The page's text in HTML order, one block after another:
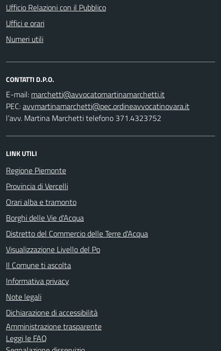
Ufficio Relazioni con il Pubblico
Uffici e orari
Numeri utili
CONTATTI D.P.O.
E-mail:
PEC:
l’avv. Martina Marchetti telefono 371.4323752
LINK UTILI
Regione Piemonte
Provincia di Vercelli
Orari alba e tramonto
Borghi delle Vie d'Acqua
Distretto del Commercio delle Terre d'Acqua
Visualizzazione Livello del Po
Il Comune ti ascolta
Informativa privacy
Note legali
Dichiarazione di accessibilità
Amministrazione trasparente
Leggi le FAQ